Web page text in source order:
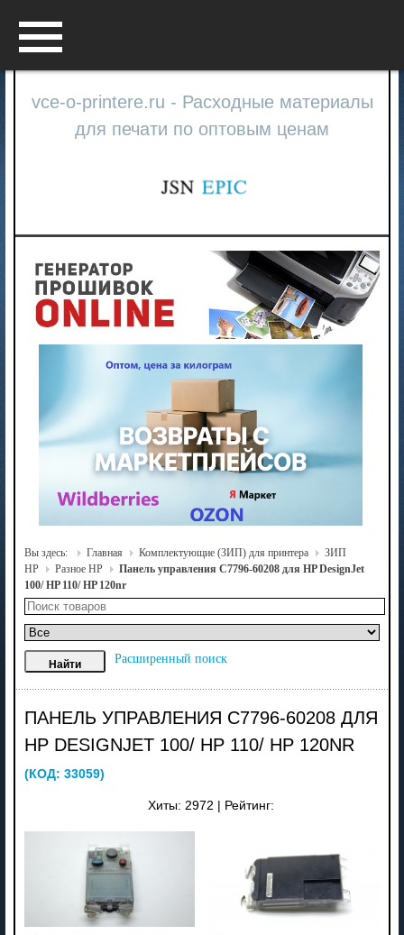
vce-o-printere.ru - Расходные материалы
для печати по оптовым ценам
Вы здесь: Главная Комплектующие (ЗИП) для принтера
ЗИП
HP
Разное HP
Панель управления C7796-60208 для HP DesignJet
100/ HP 110/ HP 120nr
Расширенный поиск
ПАНЕЛЬ УПРАВЛЕНИЯ C7796-60208 ДЛЯ
HP DESIGNJET 100/ HP 110/ HP 120NR
(КОД: 33059)
Хиты: 2972 Рейтинг: